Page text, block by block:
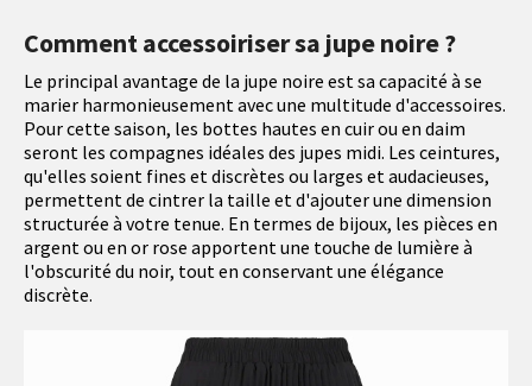
Comment accessoiriser sa jupe noire ?
Le principal avantage de la jupe noire est sa capacité à se
marier harmonieusement avec une multitude d'accessoires.
Pour cette saison, les bottes hautes en cuir ou en daim
seront les compagnes idéales des jupes midi. Les ceintures,
qu'elles soient fines et discrètes ou larges et audacieuses,
permettent de cintrer la taille et d'ajouter une dimension
structurée à votre tenue. En termes de bijoux, les pièces en
argent ou en or rose apportent une touche de lumière à
l'obscurité du noir, tout en conservant une élégance
discrète.